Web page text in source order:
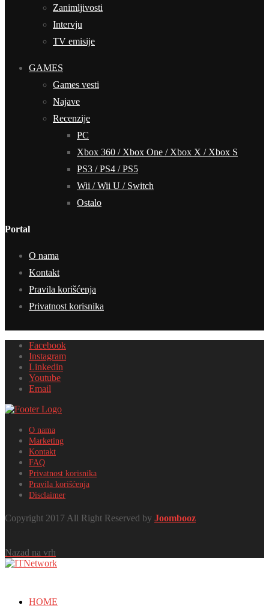
Zanimljivosti
Intervju
TV emisije
GAMES
Games vesti
Najave
Recenzije
PC
Xbox 360 / Xbox One / Xbox X / Xbox S
PS3 / PS4 / PS5
Wii / Wii U / Switch
Ostalo
Portal
O nama
Kontakt
Pravila korišćenja
Privatnost korisnika
Facebook
Instagram
Linkedin
Youtube
Email
O nama
Marketing
Kontakt
FAQ
Privatnost korisnika
Pravila korišćenja
Disclaimer
Copyright 2017 All Right Reserved by Joombooz
Nazad na vrh
HOME